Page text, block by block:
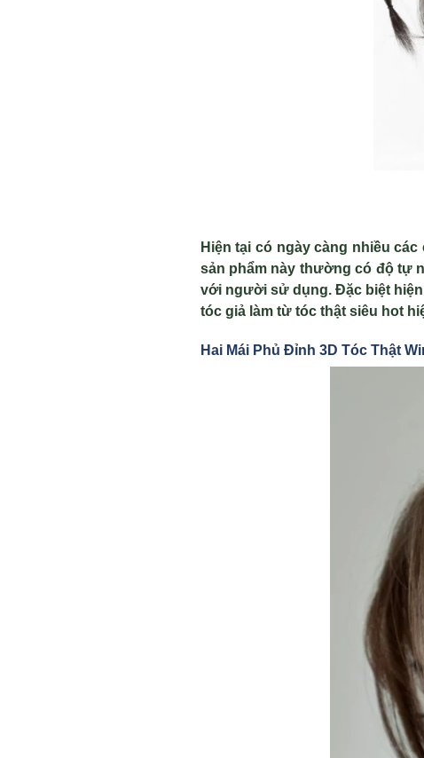
Hiện tại có ngày càng nhiều
sản phẩm này thường có độ tự
với người sử dụng. Đặc biệt hiện
tóc giả làm từ tóc thật siêu hot
Hai Mái Phủ Đỉnh 3D Tóc Thật